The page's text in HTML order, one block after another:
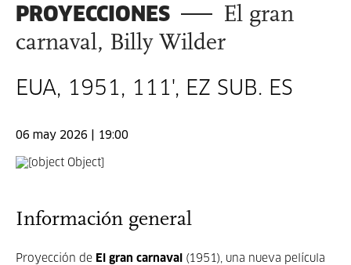
PROYECCIONES
El gran
carnaval, Billy Wilder
EUA, 1951, 111', EZ SUB. ES
06 may 2026 | 19:00
Información general
Proyección de El gran carnaval
(1951), una nueva película